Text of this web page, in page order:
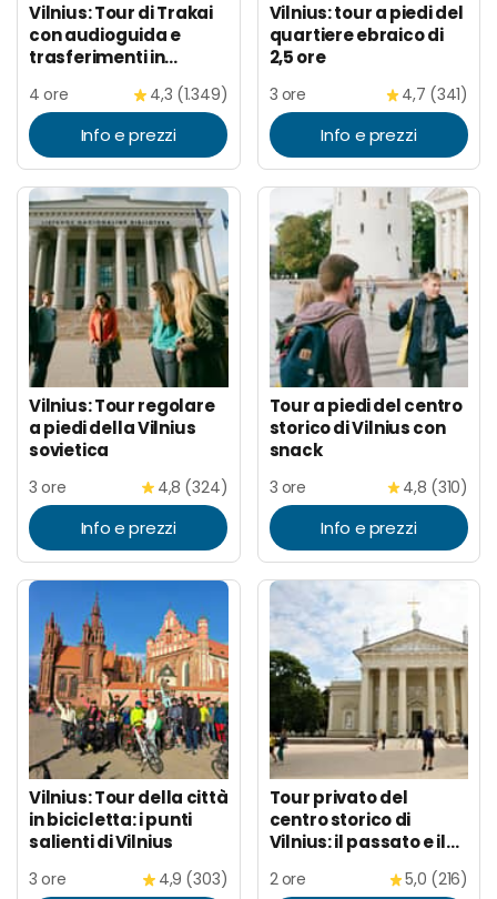
Vilnius: Tour di Trakai
con audioguida e
trasferimenti in
4 ore 4,3 (1.349)
Info e prezzi
Vilnius: tour a piedi del
quartiere ebraico di
2,5 ore
3 ore 4,7 (341)
Info e prezzi
Vilnius: Tour regolare
a piedi della Vilnius
sovietica
3 ore 4,8 (324)
Info e prezzi
Tour a piedi del centro
storico di Vilnius con
snack
3 ore 4,8 (310)
Info e prezzi
Vilnius: Tour della città
in bicicletta: i punti
salienti di Vilnius
3 ore 4,9 (303)
Tour privato del
centro storico di
Vilnius: il passato e il
2 ore 5,0 (216)